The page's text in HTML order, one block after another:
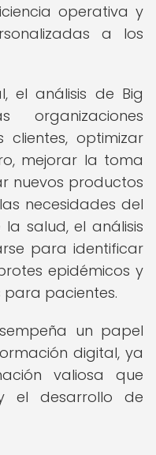
operativa y
a los
el análisis de Big
optimizar
mejorar la toma
nuevos productos
necesidades del
salud, el análisis
para identificar
epidémicos y
pacientes.
un papel
digital, ya
valiosa que
el desarrollo de